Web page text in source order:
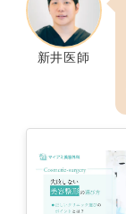
新井医師